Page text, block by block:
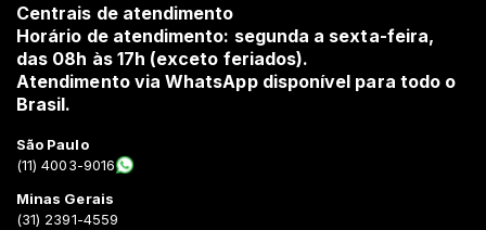
Centrais de atendimento
Horário de atendimento: segunda a sexta-feira,
das 08h às 17h (exceto feriados).
Atendimento via WhatsApp disponível para todo o
Brasil.
São Paulo
(11) 4003-9016
Minas Gerais
(31) 2391-4559